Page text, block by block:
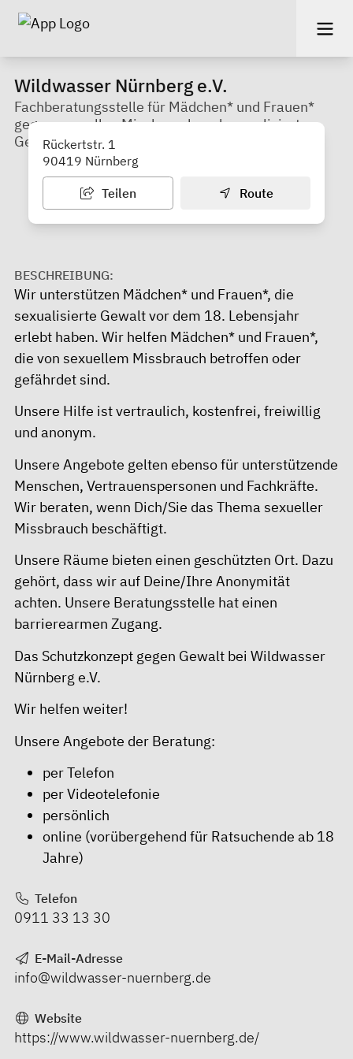
Wildwasser Nürnberg e.V.
Fachberatungsstelle für Mädchen* und Frauen*
gegen sexuellen Missbrauch und sexualisierte
GewaltRückertstr. 1
90419 Nürnberg
Teilen Route
BESCHREIBUNG:
Wir unterstützen Mädchen* und Frauen*, die
sexualisierte Gewalt vor dem 18. Lebensjahr
erlebt haben. Wir helfen Mädchen* und Frauen*,
die von sexuellem Missbrauch betroffen oder
gefährdet sind.
Unsere Hilfe ist vertraulich, kostenfrei, freiwillig
und anonym.
Unsere Angebote gelten ebenso für unterstützende
Menschen, Vertrauenspersonen und Fachkräfte.
Wir beraten, wenn Dich/Sie das Thema sexueller
Missbrauch beschäftigt.
Unsere Räume bieten einen geschützten Ort. Dazu
gehört, dass wir auf Deine/Ihre Anonymität
achten. Unsere Beratungsstelle hat einen
barrierearmen Zugang.
Das Schutzkonzept gegen Gewalt bei Wildwasser
Nürnberg e.V.
Wir helfen weiter!
Unsere Angebote der Beratung:
per Telefon
per Videotelefonie
persönlich
online (vorübergehend für Ratsuchende ab 18
Jahre)
Telefon
0911 33 13 30
E-Mail-Adresse
info@wildwasser-nuernberg.de
Website
https://www.wildwasser-nuernberg.de/